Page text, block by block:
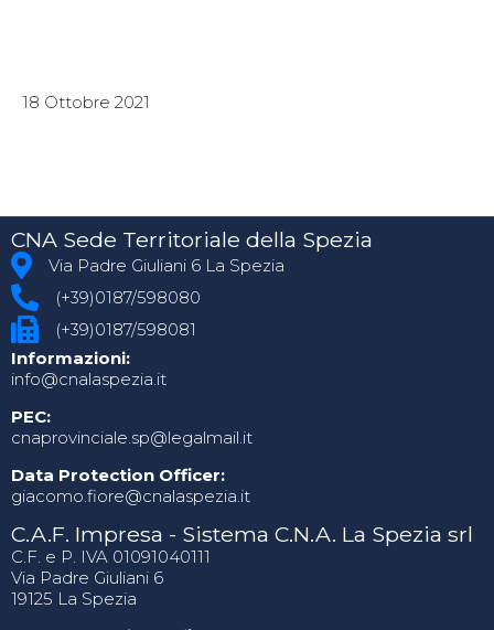
18 Ottobre 2021
CNA Sede Territoriale della Spezia
Via Padre Giuliani 6 La Spezia
(+39)0187/598080
(+39)0187/598081
Informazioni:
info@cnalaspezia.it
PEC:
cnaprovinciale.sp@legalmail.it
Data Protection Officer:
giacomo.fiore@cnalaspezia.it
C.A.F. Impresa - Sistema C.N.A. La Spezia srl
C.F. e P. IVA 01091040111
Via Padre Giuliani 6
19125 La Spezia